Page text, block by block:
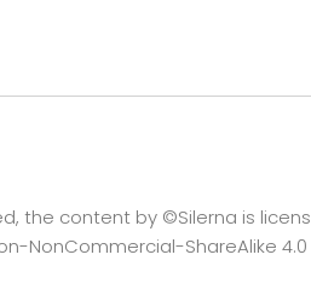
the content by ©Silerna is
NonCommercial-ShareAlike